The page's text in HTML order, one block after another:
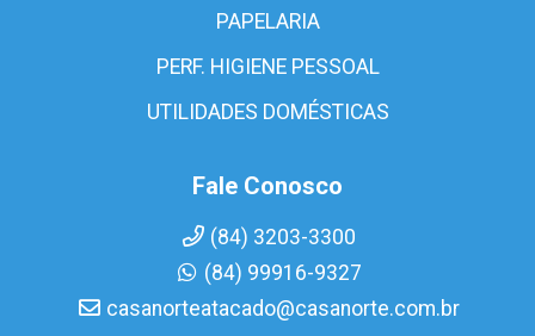
PAPELARIA
PERF. HIGIENE PESSOAL
UTILIDADES DOMÉSTICAS
Fale Conosco
(84) 3203-3300
(84) 99916-9327
casanorteatacado@casanorte.com.br